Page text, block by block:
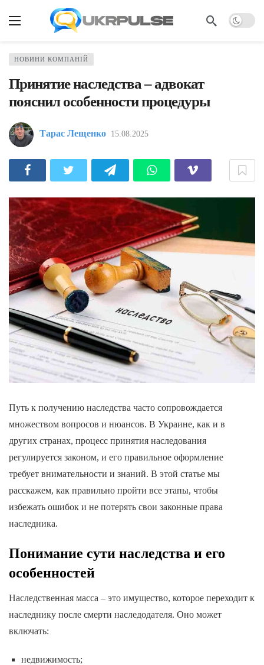
НОВИНИ КОМПАНІЙ
Принятие наследства – адвокат
пояснил особенности процедуры
Тарас Лещенко 15.08.2025
Путь к получению наследства часто сопровождается
множеством вопросов и нюансов. В Украине, как и в
других странах, процесс принятия наследования
регулируется законом, и его правильное оформление
требует внимательности и знаний. В этой статье мы
расскажем, как правильно пройти все этапы, чтобы
избежать ошибок и не потерять свои законные права
наследника.
Понимание сути наследства и его
особенностей
Наследственная масса – это имущество, которое переходит к
наследнику после смерти наследодателя. Оно может
включать:
недвижимость;